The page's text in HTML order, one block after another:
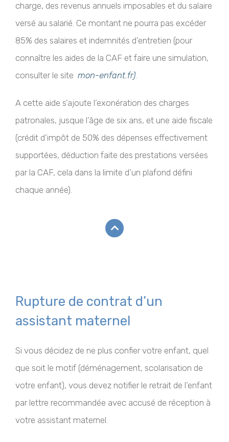
charge, des revenus annuels imposables et du salaire
versé au salarié. Ce montant ne pourra pas excéder
85% des salaires et indemnités d’entretien (pour
connaître les aides de la CAF et faire une simulation,
consulter le site mon-enfant.fr).
A cette aide s’ajoute l’exonération des charges
patronales, jusque l’âge de six ans, et une aide fiscale
(crédit d’impôt de 50% des dépenses effectivement
supportées, déduction faite des prestations versées
par la CAF, cela dans la limite d’un plafond défini
chaque année).
Rupture de contrat d’un
assistant maternel
Si vous décidez de ne plus confier votre enfant, quel
que soit le motif (déménagement, scolarisation de
votre enfant), vous devez notifier le retrait de l’enfant
par lettre recommandée avec accusé de réception à
votre assistant maternel.